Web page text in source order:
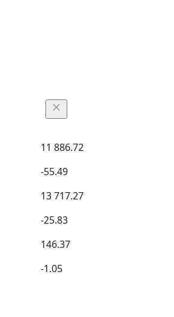
11 886.72
-55.49
13 717.27
-25.83
146.37
-1.05